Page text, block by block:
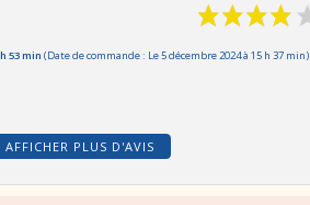
53 min (Date de commande : Le 5 décembre 2024 à 15 h 37 min)
AFFICHER PLUS D'AVIS